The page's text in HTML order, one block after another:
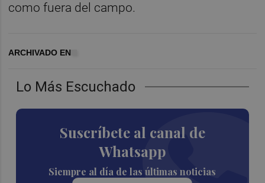
Lo Más Escuchado
Suscríbete al canal de
Whatsapp
Siempre al día de las últimas noticias
como fuera del campo.
ARCHIVADO EN